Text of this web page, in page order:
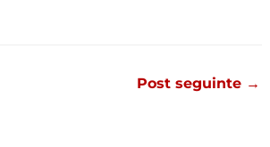
Post seguinte →